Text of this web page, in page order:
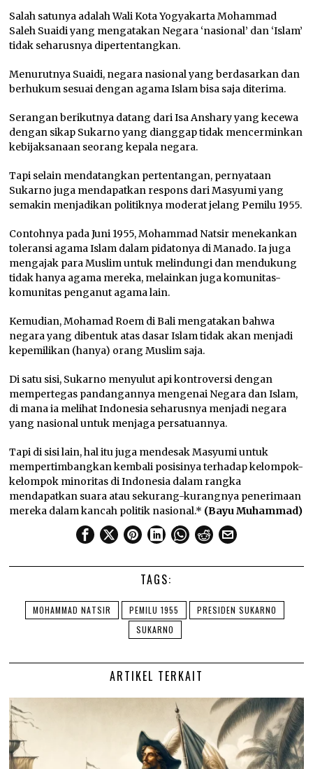
Salah satunya adalah Wali Kota Yogyakarta Mohammad
Saleh Suaidi yang mengatakan Negara ‘nasional’ dan ‘Islam’
tidak seharusnya dipertentangkan.
Menurutnya Suaidi, negara nasional yang berdasarkan dan
berhukum sesuai dengan agama Islam bisa saja diterima.
Serangan berikutnya datang dari Isa Anshary yang kecewa
dengan sikap Sukarno yang dianggap tidak mencerminkan
kebijaksanaan seorang kepala negara.
Tapi selain mendatangkan pertentangan, pernyataan
Sukarno juga mendapatkan respons dari Masyumi yang
semakin menjadikan politiknya moderat jelang Pemilu 1955.
Contohnya pada Juni 1955, Mohammad Natsir menekankan
toleransi agama Islam dalam pidatonya di Manado. Ia juga
mengajak para Muslim untuk melindungi dan mendukung
tidak hanya agama mereka, melainkan juga komunitas-
komunitas penganut agama lain.
Kemudian, Mohamad Roem di Bali mengatakan bahwa
negara yang dibentuk atas dasar Islam tidak akan menjadi
kepemilikan (hanya) orang Muslim saja.
Di satu sisi, Sukarno menyulut api kontroversi dengan
mempertegas pandangannya mengenai Negara dan Islam,
di mana ia melihat Indonesia seharusnya menjadi negara
yang nasional untuk menjaga persatuannya.
Tapi di sisi lain, hal itu juga mendesak Masyumi untuk
mempertimbangkan kembali posisinya terhadap kelompok-
kelompok minoritas di Indonesia dalam rangka
mendapatkan suara atau sekurang-kurangnya penerimaan
mereka dalam kancah politik nasional.* (Bayu Muhammad)
TAGS:
MOHAMMAD NATSIR PEMILU 1955
PRESIDEN SUKARNO
SUKARNO
ARTIKEL TERKAIT